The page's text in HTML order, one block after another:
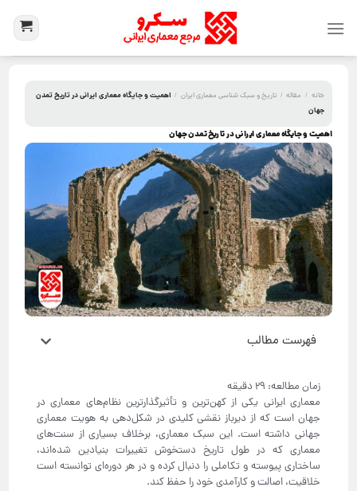
خانه / مقاله / تاریخ و سبک شناسی معماری ایران / اهمیت و جایگاه معماری ایرانی در تاریخ تمدن
جهان
اهمیت و جایگاه معماری ایرانی در تاریخ تمدن جهان
فهرست مطالب
معماری ایرانی یکی از کهن‌ترین و تأثیرگذارترین نظام‌های معماری در
جهان است که از دیرباز نقشی کلیدی در شکل‌دهی به هویت معماری
جهانی داشته است. این سبک معماری، برخلاف بسیاری از سنت‌های
معماری که در طول تاریخ دستخوش تغییرات بنیادین شده‌اند،
ساختاری پیوسته و تکاملی را دنبال کرده و در هر دوره‌ای توانسته است
خلاقیت، اصالت و کارآمدی خود را حفظ کند.